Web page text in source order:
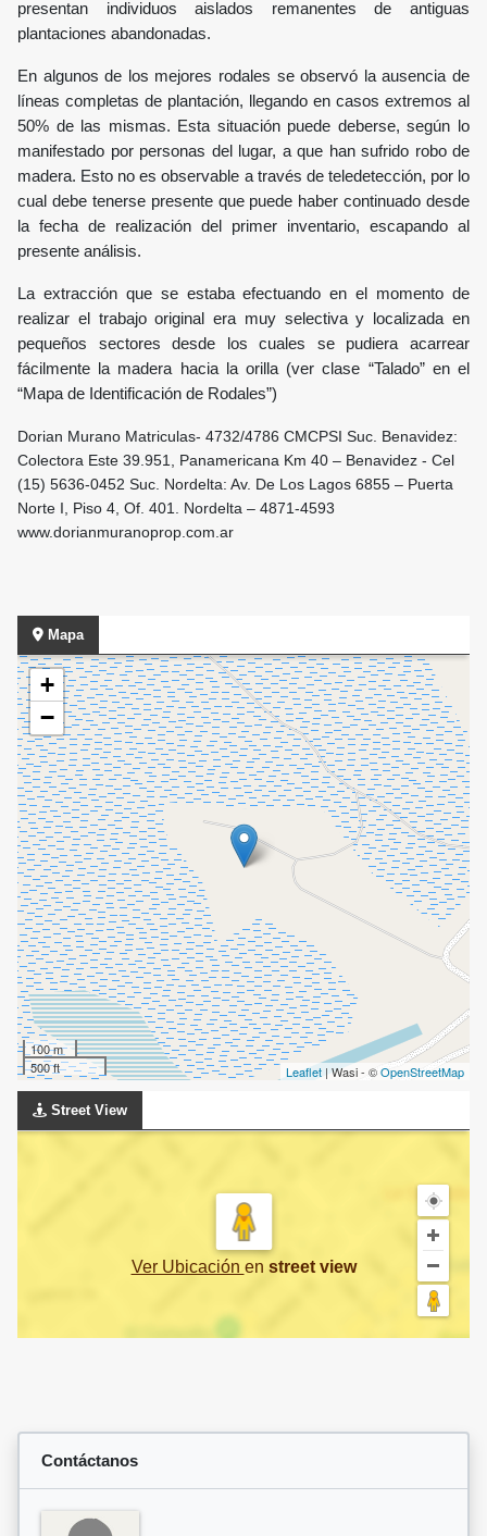
presentan individuos aislados remanentes de antiguas
plantaciones abandonadas.
En algunos de los mejores rodales se observó la ausencia de
líneas completas de plantación, llegando en casos extremos al
50% de las mismas. Esta situación puede deberse, según lo
manifestado por personas del lugar, a que han sufrido robo de
madera. Esto no es observable a través de teledetección, por lo
cual debe tenerse presente que puede haber continuado desde
la fecha de realización del primer inventario, escapando al
presente análisis.
La extracción que se estaba efectuando en el momento de
realizar el trabajo original era muy selectiva y localizada en
pequeños sectores desde los cuales se pudiera acarrear
fácilmente la madera hacia la orilla (ver clase “Talado” en el
“Mapa de Identificación de Rodales”)
Dorian Murano Matriculas- 4732/4786 CMCPSI Suc. Benavidez:
Colectora Este 39.951, Panamericana Km 40 – Benavidez - Cel
(15) 5636-0452 Suc. Nordelta: Av. De Los Lagos 6855 – Puerta
Norte I, Piso 4, Of. 401. Nordelta – 4871-4593
www.dorianmuranoprop.com.ar
Mapa
+
−
100 m
500 ft
Leaflet | Wasi - ©OpenStreetMap
Street View
Ver Ubicación en street view
Contáctanos